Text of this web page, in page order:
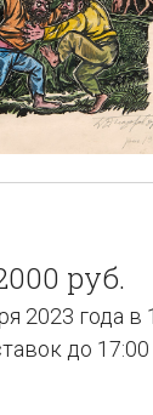
руб.
2023 года в
до 17:00